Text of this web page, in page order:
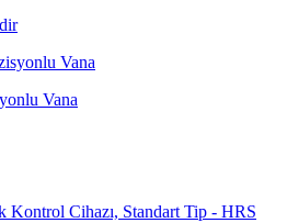
Vana